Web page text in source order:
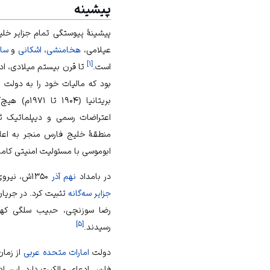
پیشینه
پیشینهٔ پیوستگی تمام جزایر
عیلامی، هخامنشی، اشکانی و
است.[۱]تا قرن بیستم میلادی،
بود که مالیات خود را به
بریتانیا
اعتراضات رسمی و دیپلماتیک
منطقهٔ خلیج فارس منجر به
ابوموسی با مسئولیت امنیتی
در بامداد نهم آذر
جزایر سه‌گانه تثبیت کرد. در
رضا سوزنچی، حبیب سلگی‌
رسیدند.[۵]
دولت امارات متحده عربی